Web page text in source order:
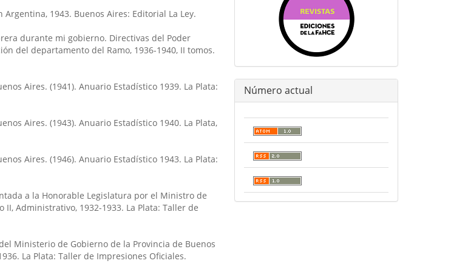
Argentina, 1943. Buenos Aires: Editorial La Ley.
durante mi gobierno. Directivas del Poder
del departamento del Ramo, 1936-1940, II tomos.
Aires. (1941). Anuario Estadístico 1939. La Plata:
Aires. (1943). Anuario Estadístico 1940. La Plata,
Aires. (1946). Anuario Estadístico 1943. La Plata:
a la Honorable Legislatura por el Ministro de
Administrativo, 1932-1933. La Plata: Taller de
Ministerio de Gobierno de la Provincia de Buenos
La Plata: Taller de Impresiones Oficiales.
Número actual